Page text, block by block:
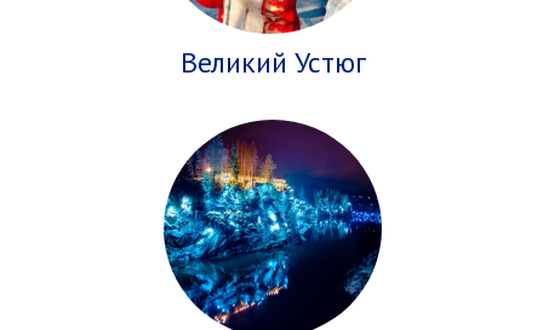
Великий Устюг